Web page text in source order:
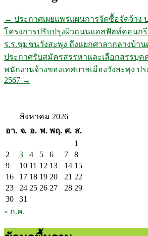
← ประกาศเผยแพร่แผนการจัดซื้อจัดจ้าง
โครงการปรับปรุงผิวถนนแอสฟัลท์คอนก
ร.ร.ชุมชนวังสะพุง ถึงแยกศาลากลางบ้าน
ประกาศรับสมัครสรรหาและเลือกสรรบุค
พนักงานจ้างของเทศบาลเมืองวังสะพุง ป
2567 →
สิงหาคม 2026
อา. จ. อ. พ. พฤ. ศ. ส.
1
2
3 4 5 6 7
8
9
10 11 12 13 14 15
16
17 18 19 20 21 22
23
24 25 26 27 28 29
30
31
« ก.ค.